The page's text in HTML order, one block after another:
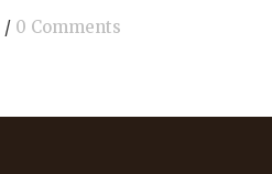
/ 0 Comments